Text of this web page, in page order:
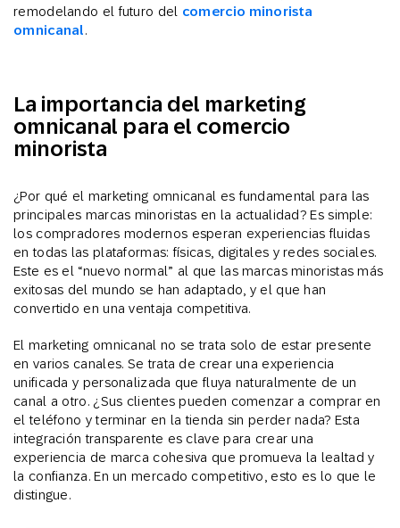
remodelando el futuro del comercio minorista
omnicanal.
La importancia del marketing
omnicanal para el comercio
minorista
¿Por qué el marketing omnicanal es fundamental para las
principales marcas minoristas en la actualidad? Es simple:
los compradores modernos esperan experiencias fluidas
en todas las plataformas: físicas, digitales y redes sociales.
Este es el “nuevo normal” al que las marcas minoristas más
exitosas del mundo se han adaptado, y el que han
convertido en una ventaja competitiva.
El marketing omnicanal no se trata solo de estar presente
en varios canales. Se trata de crear una experiencia
unificada y personalizada que fluya naturalmente de un
canal a otro. ¿Sus clientes pueden comenzar a comprar en
el teléfono y terminar en la tienda sin perder nada? Esta
integración transparente es clave para crear una
experiencia de marca cohesiva que promueva la lealtad y
la confianza. En un mercado competitivo, esto es lo que le
distingue.